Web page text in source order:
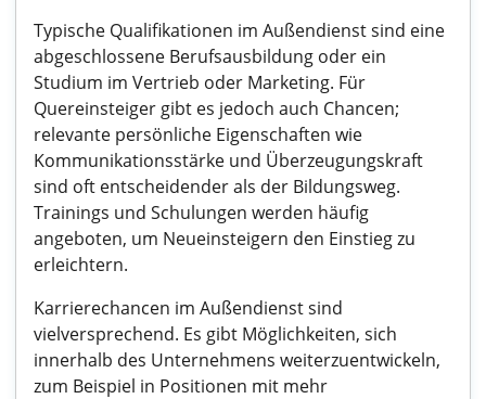
Typische Qualifikationen im Außendienst sind eine
abgeschlossene Berufsausbildung oder ein
Studium im Vertrieb oder Marketing. Für
Quereinsteiger gibt es jedoch auch Chancen;
relevante persönliche Eigenschaften wie
Kommunikationsstärke und Überzeugungskraft
sind oft entscheidender als der Bildungsweg.
Trainings und Schulungen werden häufig
angeboten, um Neueinsteigern den Einstieg zu
erleichtern.
Karrierechancen im Außendienst sind
vielversprechend. Es gibt Möglichkeiten, sich
innerhalb des Unternehmens weiterzuentwickeln,
zum Beispiel in Positionen mit mehr